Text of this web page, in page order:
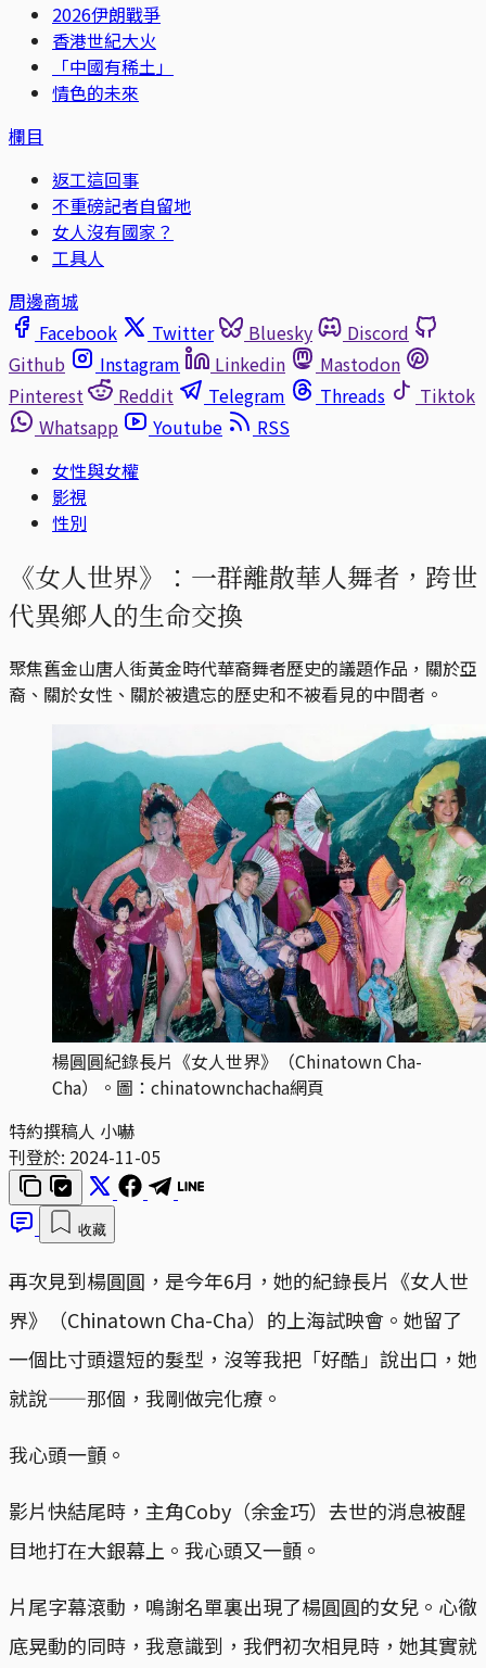
2026伊朗戰爭
香港世紀大火
「中國有稀土」
情色的未來
欄目
返工這回事
不重磅記者自留地
女人沒有國家？
工具人
周邊商城
Facebook
Twitter Bluesky
Discord
Github
Instagram Linkedin
Mastodon
Pinterest
Reddit Telegram Threads
Tiktok
Whatsapp
Youtube
RSS
女性與女權
影視
性別
《女人世界》：一群離散華人舞者，跨世
代異鄉人的生命交換
聚焦舊金山唐人街黃金時代華裔舞者歷史的議題作品，關於亞
裔、關於女性、關於被遺忘的歷史和不被看見的中間者。
楊圓圓紀錄長片《女人世界》（Chinatown Cha-
Cha）。圖：chinatownchacha網頁
特約撰稿人 小嚇
刊登於: 2024-11-05
收藏
再次見到楊圓圓，是今年6月，她的紀錄長片《女人世
界》（Chinatown Cha-Cha）的上海試映會。她留了
一個比寸頭還短的髮型，沒等我把「好酷」說出口，她
就說——那個，我剛做完化療。
我心頭一顫。
影片快結尾時，主角Coby（余金巧）去世的消息被醒
目地打在大銀幕上。我心頭又一顫。
片尾字幕滾動，鳴謝名單裏出現了楊圓圓的女兒。心徹
底晃動的同時，我意識到，我們初次相見時，她其實就